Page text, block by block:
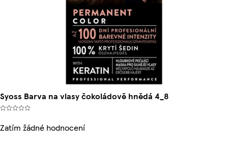
Syoss Barva na vlasy čokoládově hnědá 4_8
Zatím žádné hodnocení